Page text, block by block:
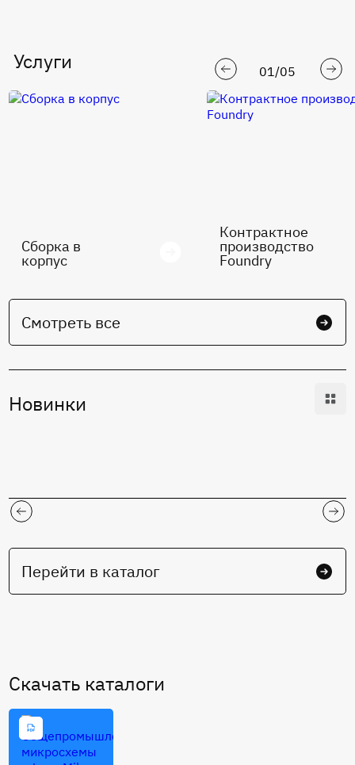
Услуги 01 /05
Сборка в
корпус
Контрактное
производство
Foundry
Смотреть все
Новинки
Перейти в каталог
Cкачать каталоги